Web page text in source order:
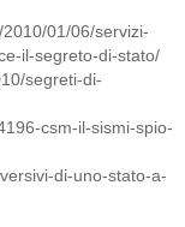
01/06/servizi-
il-segreto-di-stato/
segreti-di-
csm-il-sismi-spio-
di-uno-stato-a-